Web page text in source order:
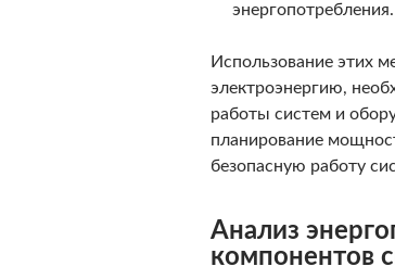
энергопотребления.
Использование этих
электроэнергию,
работы систем и
планирование
безопасную работу
Анализ
компонентов